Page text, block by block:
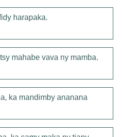
harapaka.
mahabe vava ny mamba.
ka mandimby ananana